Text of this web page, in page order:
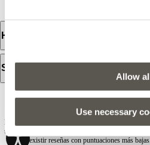
Allow
Use necessary
Horario de apertura
Servicios disponibles
Reseñas
Las reseñas no están verificadas, se importan
una selección de las más relevantes con 4 o 5
pueden existir reseñas con puntuaciones más